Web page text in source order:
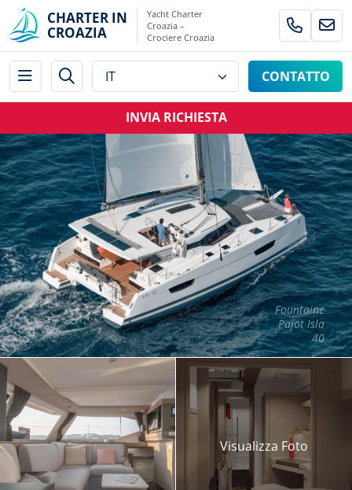
CHARTER IN
CROAZIA
Yacht Charter
Croazia –
Crociere Croazia
CONTATTO
INVIA RICHIESTA
Fountaine
Pajot Isla
40
Visualizza Foto